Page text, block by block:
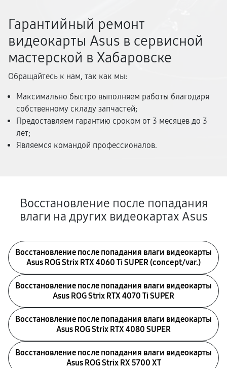
Гарантийный ремонт
видеокарты Asus в сервисной
мастерской в Хабаровске
Обращайтесь к нам, так как мы:
Максимально быстро выполняем работы благодаря
собственному складу запчастей;
Предоставляем гарантию сроком от 3 месяцев до 3
лет;
Являемся командой профессионалов.
Восстановление после попадания
влаги на других видеокартах Asus
Восстановление после попадания влаги видеокарты
Asus ROG Strix RTX 4060 Ti SUPER (concept/var.)
Восстановление после попадания влаги видеокарты
Asus ROG Strix RTX 4070 Ti SUPER
Восстановление после попадания влаги видеокарты
Asus ROG Strix RTX 4080 SUPER
Восстановление после попадания влаги видеокарты
Asus ROG Strix RX 5700 XT